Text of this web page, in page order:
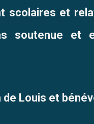
scolaires et
soutenue et
de Louis et